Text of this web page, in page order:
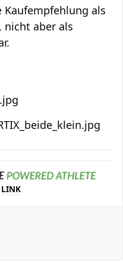
als
nicht aber als
LINK